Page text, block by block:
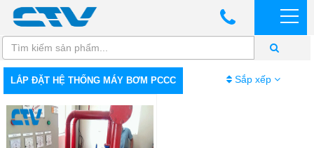
LẮP ĐẶT HỆ THỐNG MÁY BƠM PCCC Sắp xếp